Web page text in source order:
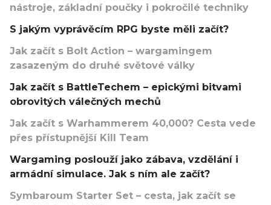
nástroje, základní poučky i pokročilé techniky
S jakým vyprávěcím RPG byste měli začít?
Jak začít s Bolt Action – wargamingem
zasazeným do druhé světové války
Jak začít s BattleTechem – epickými bitvami
obrovitých válečných mechů
Jak začít s Warhammerem 40,000? Cesta vede
přes přístupnější Kill Team
Wargaming poslouží jako zábava, vzdělání i
armádní simulace. Jak s ním ale začít?
Symbaroum Starter Set – cesta, jak začít se